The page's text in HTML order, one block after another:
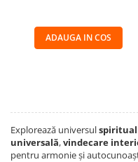
ADAUGA IN COS
Explorează universul
universală,vindecare
pentru armonie și